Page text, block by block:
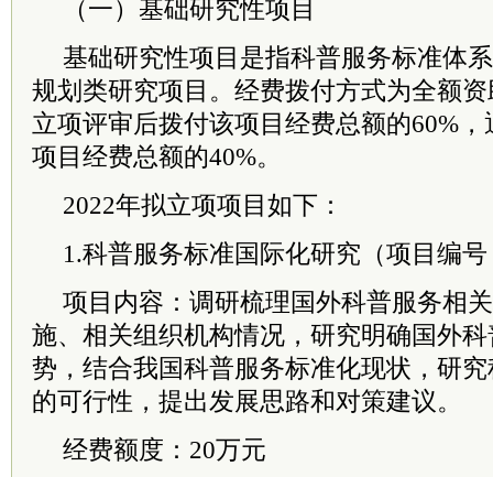
（一）基础研究性项目
基础研究性项目是指科普服务标准体
规划类研究项目。经费拨付方式为全额
立项评审后拨付该项目经费总额的60%
项目经费总额的40%。
2022年拟立项项目如下：
1.科普服务标准国际化研究（项目编
项目内容：调研梳理国外科普服务相
施、相关组织机构情况，研究明确国外
势，结合我国科普服务标准化现状，研
的可行性，提出发展思路和对策建议。
经费额度：20万元